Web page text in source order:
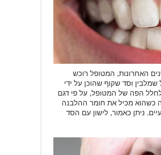
האחרונות, המטופל רוכש
וסד שקוף שהוכן על ידי
הפה של המטופל, על פי דגם
כשהוא מכיל את חומר ההלבנה
ניתן כאמור, לישון עם הסד